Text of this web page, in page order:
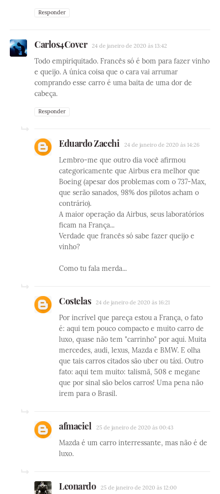
Responder
Carlos4Cover 24 de janeiro de 2020 às 13:42
Todo empiriquitado. Francês só é bom para fazer vinho
e queijo. A única coisa que o cara vai arrumar
comprando esse carro é uma baita de uma dor de
cabeça.
Responder
Eduardo Zacchi 24 de janeiro de 2020 às 14:26
Lembro-me que outro dia você afirmou
categoricamente que Airbus era melhor que
Boeing (apesar dos problemas com o 737-Max,
que serão sanados, 98% dos pilotos acham o
contrário).
A maior operação da Airbus, seus laboratórios
ficam na França...
Verdade que francês só sabe fazer queijo e
vinho?
Como tu fala merda...
Costelas 24 de janeiro de 2020 às 16:21
Por incrível que pareça estou a França, o fato
é: aqui tem pouco compacto e muito carro de
luxo, quase não tem "carrinho" por aqui. Muita
mercedes, audi, lexus, Mazda e BMW. E olha
que tais carros citados são uber ou táxi. Outro
fato: aqui tem muito: talismã, 508 e megane
que por sinal são belos carros! Uma pena não
irem para o Brasil.
afmaciel 25 de janeiro de 2020 às 00:43
Mazda é um carro interressante, mas não é de
luxo.
Leonardo 25 de janeiro de 2020 às 12:00